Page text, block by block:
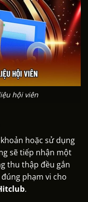
hội viên
hoặc sử dụng
sẽ tiếp nhận một
thu thập đều gắn
phạm vi cho
.